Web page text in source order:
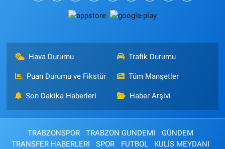
Hava Durumu Trafik Durumu
Puan Durumu ve Fikstür Tüm Manşetler
Son Dakika Haberleri Haber Arşivi
TRABZONSPOR TRABZON GUNDEMI
GÜNDEM
TRANSFER HABERLERI
SPOR FUTBOL
KULİS MEYDANI